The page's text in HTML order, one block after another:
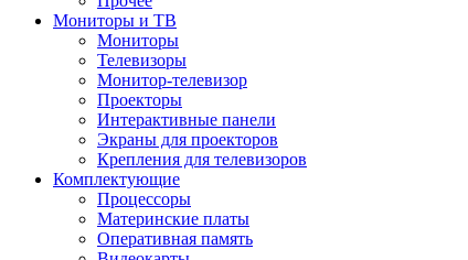
Мониторы и ТВ
Мониторы
Телевизоры
Монитор-телевизор
Проекторы
Интерактивные панели
Экраны для проекторов
Крепления для телевизоров
Комплектующие
Процессоры
Материнские платы
Оперативная память